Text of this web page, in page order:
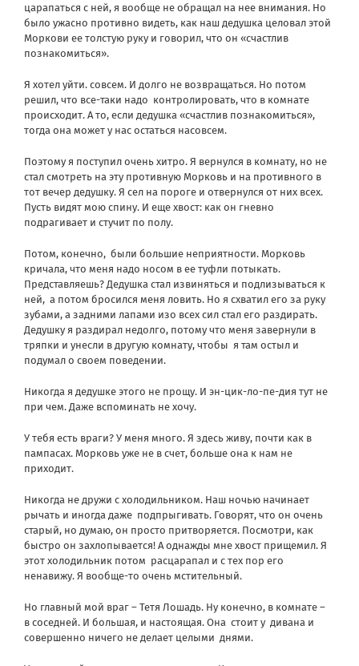
царапаться с ней, я вообще не обращал на нее внимания. Но
было ужасно противно видеть, как наш дедушка целовал этой
Моркови ее толстую руку и говорил, что он «счастлив
познакомиться».
Я хотел уйти. совсем. И долго не возвращаться. Но потом
решил, что все-таки надо контролировать, что в комнате
происходит. А то, если дедушка «счастлив познакомиться»,
тогда она может у нас остаться насовсем.
Поэтому я поступил очень хитро. Я вернулся в комнату, но не
стал смотреть на эту противную Морковь и на противного в
тот вечер дедушку. Я сел на пороге и отвернулся от них всех.
Пусть видят мою спину. И еще хвост: как он гневно
подрагивает и стучит по полу.
Потом, конечно, были большие неприятности. Морковь
кричала, что меня надо носом в ее туфли потыкать.
Представляешь? Дедушка стал извиняться и подлизываться к
ней, а потом бросился меня ловить. Но я схватил его за руку
зубами, а задними лапами изо всех сил стал его раздирать.
Дедушку я раздирал недолго, потому что меня завернули в
тряпки и унесли в другую комнату, чтобы я там остыл и
подумал о своем поведении.
Никогда я дедушке этого не прощу. И эн-цик-ло-пе-дия тут не
при чем. Даже вспоминать не хочу.
У тебя есть враги? У меня много. Я здесь живу, почти как в
пампасах. Морковь уже не в счет, больше она к нам не
приходит.
Никогда не дружи с холодильником. Наш ночью начинает
рычать и иногда даже подпрыгивать. Говорят, что он очень
старый, но думаю, он просто притворяется. Посмотри, как
быстро он захлопывается! А однажды мне хвост прищемил. Я
этот холодильник потом расцарапал и с тех пор его
ненавижу. Я вообще-то очень мстительный.
Но главный мой враг – Тетя Лошадь. Ну конечно, в комнате –
в соседней. И большая, и настоящая. Она стоит у дивана и
совершенно ничего не делает целыми днями.